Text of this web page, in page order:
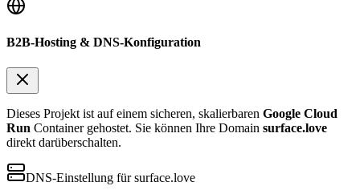
B2B-Hosting & DNS-Konfiguration
Dieses Projekt ist auf einem sicheren, skalierbaren Google Cloud
Run Container gehostet. Sie können Ihre Domain surface.love
direkt darüberschalten.
DNS-Einstellung für surface.love